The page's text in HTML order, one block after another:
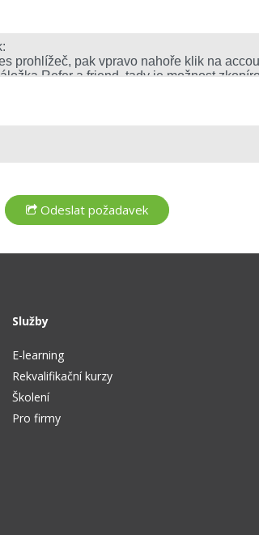
Služby
E-learning
Rekvalifikační kurzy
Školení
Pro firmy